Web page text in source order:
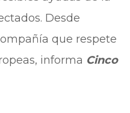
Desde
que respete
informa Cinco